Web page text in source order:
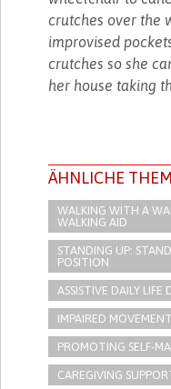
crutches over the
improvised
crutches so she
her house taking
ÄHNLICHE
WALKING WITH A
WALKING AID
STANDING UP:
POSITION
ASSISTIVE DAILY
IMPAIRED MOVEMENT
PROMOTING SELF-
CAREGIVING